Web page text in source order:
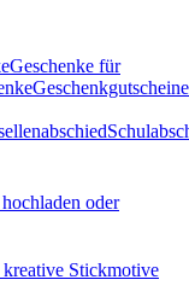
Geschenke für
Geschenkgutscheine
oder
kreative Stickmotive